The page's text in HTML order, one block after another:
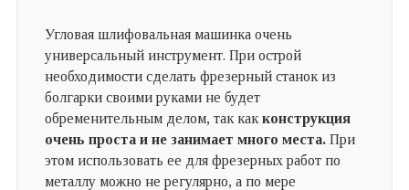
Угловая шлифовальная машинка очень
универсальный инструмент. При острой
необходимости сделать фрезерный станок из
болгарки своими руками не будет
обременительным делом, так какконструкция
очень проста и не занимает много места.При
этом использовать ее для фрезерных работ по
металлу можно не регулярно, а по мере